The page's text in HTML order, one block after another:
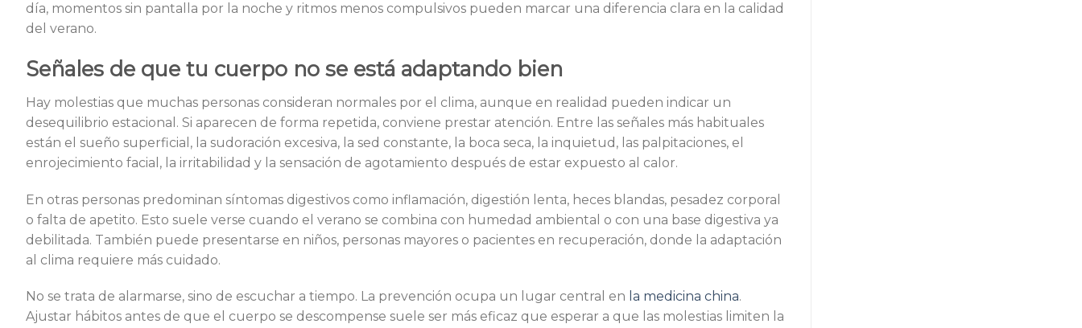
día, momentos sin pantalla por la noche y ritmos menos compulsivos pueden marcar una diferencia clara en la calidad
del verano.
Señales de que tu cuerpo no se está adaptando bien
Hay molestias que muchas personas consideran normales por el clima, aunque en realidad pueden indicar un
desequilibrio estacional. Si aparecen de forma repetida, conviene prestar atención. Entre las señales más habituales
están el sueño superficial, la sudoración excesiva, la sed constante, la boca seca, la inquietud, las palpitaciones, el
enrojecimiento facial, la irritabilidad y la sensación de agotamiento después de estar expuesto al calor.
En otras personas predominan síntomas digestivos como inflamación, digestión lenta, heces blandas, pesadez corporal
o falta de apetito. Esto suele verse cuando el verano se combina con humedad ambiental o con una base digestiva ya
debilitada. También puede presentarse en niños, personas mayores o pacientes en recuperación, donde la adaptación
al clima requiere más cuidado.
No se trata de alarmarse, sino de escuchar a tiempo. La prevención ocupa un lugar central en la medicina china.
Ajustar hábitos antes de que el cuerpo se descompense suele ser más eficaz que esperar a que las molestias limiten la